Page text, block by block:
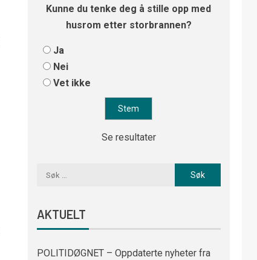
Kunne du tenke deg å stille opp med
husrom etter storbrannen?
Ja
Nei
Vet ikke
Se resultater
AKTUELT
POLITIDØGNET – Oppdaterte nyheter fra